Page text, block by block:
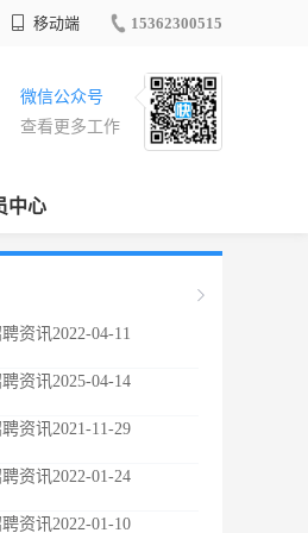
移动端 15362300515
微信公众号
查看更多工作
中心
资讯2022-04-11
资讯2025-04-14
资讯2021-11-29
资讯2022-01-24
资讯2022-01-10